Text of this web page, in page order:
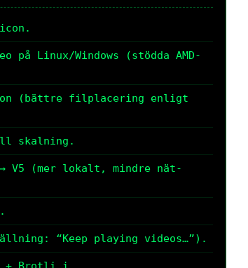
på Linux/Windows (stödda AMD-
(bättre filplacering enligt
skalning.
V5 (mer lokalt, mindre nät-
“Keep playing videos…”).